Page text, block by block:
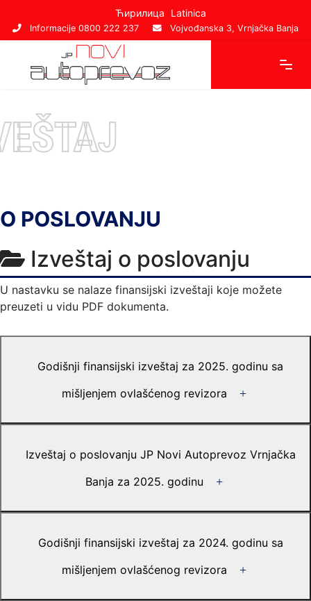
Ћирилица Latinica
Informacije 0800 222 237 Vojvođanska 3, Vrnjačka Banja
O POSLOVANJU
Izveštaj o poslovanju
U nastavku se nalaze finansijski izveštaji koje možete
preuzeti u vidu PDF dokumenta.
Godišnji finansijski izveštaj za 2025. godinu sa
mišljenjem ovlašćenog revizora
Izveštaj o poslovanju JP Novi Autoprevoz Vrnjačka
Banja za 2025. godinu
Godišnji finansijski izveštaj za 2024. godinu sa
mišljenjem ovlašćenog revizora